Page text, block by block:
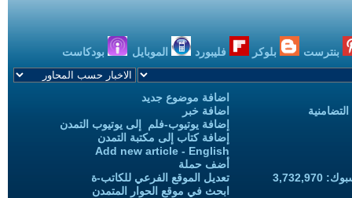
بنترست بلوكر فليبورد الموبايل بودكاست
اضافة موضوع جديد
اضافة خبر
إضافة يوتيوب-فلم إلى يوتيوب التمدن
إضافة كتاب إلى مكتبة التمدن
Add new article - English
أضف حملة
تعديل الموقع الفرعي للكاتب-ة
ابحث في موقع الحوار المتمدن